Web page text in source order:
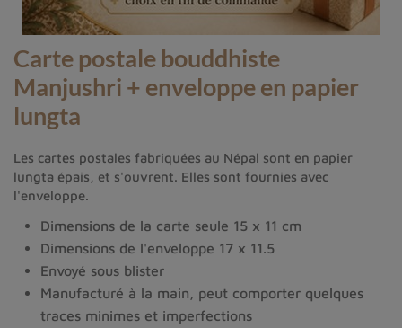
Carte postale bouddhiste
Manjushri + enveloppe en papier
lungta
Les cartes postales fabriquées au Népal sont en papier
lungta épais, et s'ouvrent. Elles sont fournies avec
l'enveloppe.
Dimensions de la carte seule 15 x 11 cm
Dimensions de l'enveloppe 17 x 11.5
Envoyé sous blister
Manufacturé à la main, peut comporter quelques
traces minimes et imperfections